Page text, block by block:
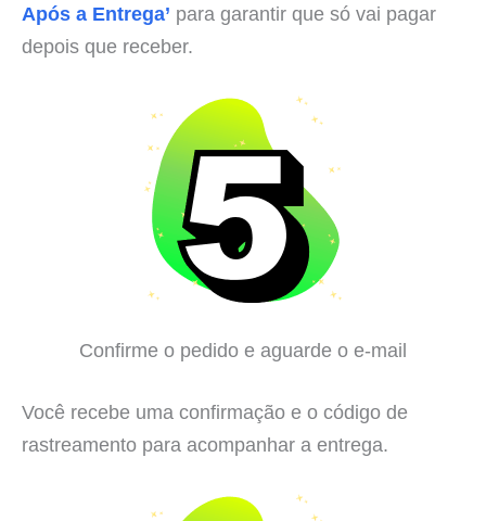
Após a Entrega’ para garantir que só vai pagar
depois que receber.
Confirme o pedido e aguarde o e-mail
Você recebe uma confirmação e o código de
rastreamento para acompanhar a entrega.